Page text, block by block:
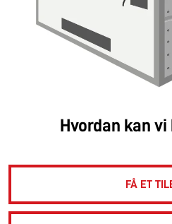
Hvordan kan
FÅ ET